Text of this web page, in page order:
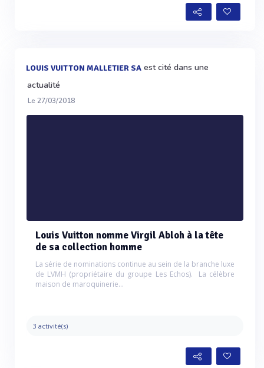
LOUIS VUITTON MALLETIER SA est cité dans une
actualité
Le 27/03/2018
Louis Vuitton nomme Virgil Abloh à la tête
de sa collection homme
La série de nominations continue au sein de la branche luxe
de LVMH (propriétaire du groupe Les Echos). La célèbre
maison de maroquinerie...
3 activité(s)